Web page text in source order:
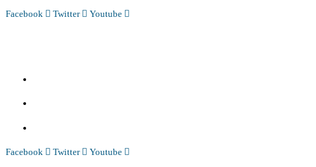
Facebook
Twitter Youtube
Facebook Twitter Youtube